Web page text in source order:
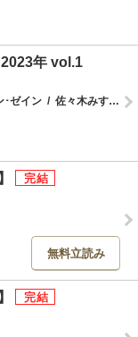
年 vol.1
･ゼイン / 佐々木みすず /
無料立読み